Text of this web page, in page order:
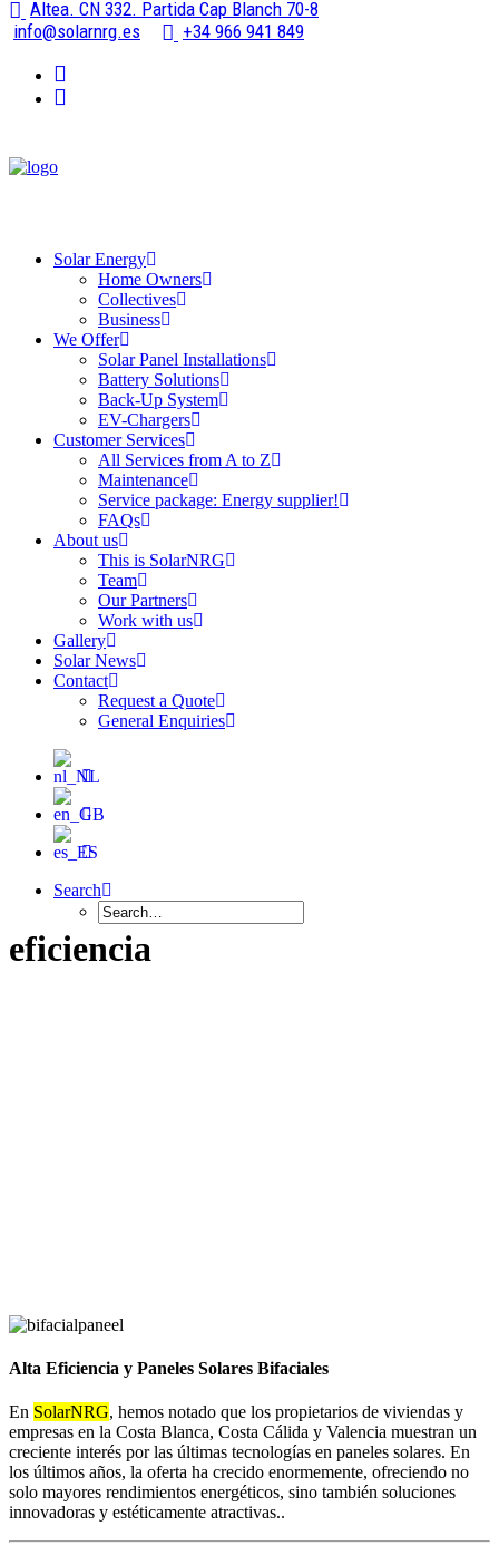
Altea. CN 332. Partida Cap Blanch 70-8
info@solarnrg.es
+34 966 941 849
Solar Energy
Home Owners
Collectives
Business
We Offer
Solar Panel Installations
Battery Solutions
Back-Up System
EV-Chargers
Customer Services
All Services from A to Z
Maintenance
Service package: Energy supplier!
FAQs
About us
This is SolarNRG
Team
Our Partners
Work with us
Gallery
Solar News
Contact
Request a Quote
General Enquiries
Search
eficiencia
Alta Eficiencia y Paneles Solares Bifaciales
En SolarNRG, hemos notado que los propietarios de viviendas y
empresas en la Costa Blanca, Costa Cálida y Valencia muestran un
creciente interés por las últimas tecnologías en paneles solares. En
los últimos años, la oferta ha crecido enormemente, ofreciendo no
solo mayores rendimientos energéticos, sino también soluciones
innovadoras y estéticamente atractivas..